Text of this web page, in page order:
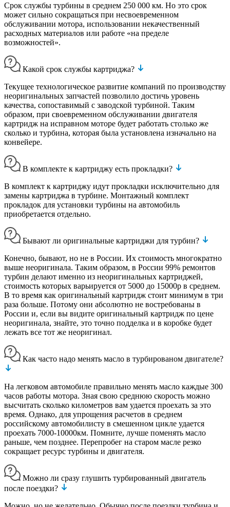
Срок службы турбины в среднем 250 000 км. Но это срок
может сильно сокращаться при несвоевременном
обслуживании мотора, использовании некачественный
расходных материалов или работе «на пределе
возможностей».
Какой срок службы картриджа?
Текущее технологическое развитие компаний по производству
неоригинальных запчастей позволило достичь уровень
качества, сопоставимый с заводской турбиной. Таким
образом, при своевременном обслуживании двигателя
картридж на исправном моторе будет работать столько же
сколько и турбина, которая была установлена изначально на
конвейере.
В комплекте к картриджу есть прокладки?
В комплект к картриджу идут прокладки исключительно для
замены картриджа в турбине. Монтажный комплект
прокладок для установки турбины на автомобиль
приобретается отдельно.
Бывают ли оригинальные картриджи для турбин?
Конечно, бывают, но не в России. Их стоимость многократно
выше неоригинала. Таким образом, в России 99% ремонтов
турбин делают именно из неоригинальных картриджей,
стоимость которых варьируется от 5000 до 15000р в среднем.
В то время как оригинальный картридж стоит минимум в три
раза больше. Потому они абсолютно не востребованы в
России и, если вы видите оригинальный картридж по цене
неоригинала, знайте, это точно подделка и в коробке будет
лежать все тот же неоригинал.
Как часто надо менять масло в турбированом двигателе?
На легковом автомобиле правильно менять масло каждые 300
часов работы мотора. Зная свою среднюю скорость можно
высчитать сколько километров вам удается проехать за это
время. Однако, для упрощения расчетов в среднем
российскому автомобилисту в смешенном цикле удается
проехать 7000-10000км. Помните, лучше поменять масло
раньше, чем позднее. Перепробег на старом масле резко
сокращает ресурс турбины и двигателя.
Можно ли сразу глушить турбированный двигатель
после поездки?